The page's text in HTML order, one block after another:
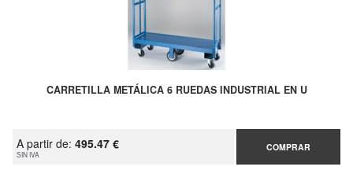
CARRETILLA METÁLICA 6 RUEDAS INDUSTRIAL EN U
A partir de: 495.47 €
SIN IVA
COMPRAR